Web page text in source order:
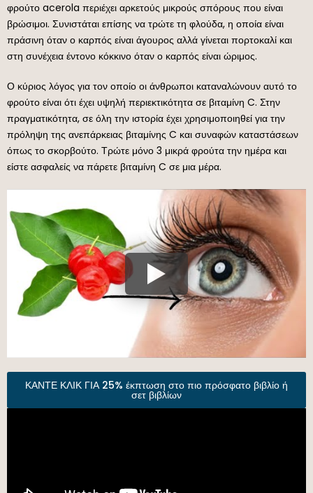
φρούτο acerola περιέχει αρκετούς μικρούς σπόρους που είναι
βρώσιμοι. Συνιστάται επίσης να τρώτε τη φλούδα, η οποία είναι
πράσινη όταν ο καρπός είναι άγουρος αλλά γίνεται πορτοκαλί και
στη συνέχεια έντονο κόκκινο όταν ο καρπός είναι ώριμος.
Ο κύριος λόγος για τον οποίο οι άνθρωποι καταναλώνουν αυτό το
φρούτο είναι ότι έχει υψηλή περιεκτικότητα σε βιταμίνη C. Στην
πραγματικότητα, σε όλη την ιστορία έχει χρησιμοποιηθεί για την
πρόληψη της ανεπάρκειας βιταμίνης C και συναφών καταστάσεων
όπως το σκορβούτο. Τρώτε μόνο 3 μικρά φρούτα την ημέρα και
είστε ασφαλείς να πάρετε βιταμίνη C σε μια μέρα.
ΚΑΝΤΕ ΚΛΙΚ ΓΙΑ 25% έκπτωση στο πιο πρόσφατο βιβλίο ή
σετ βιβλίων